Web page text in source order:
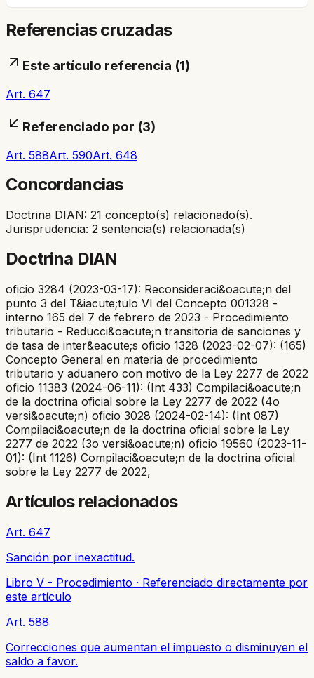
Referencias cruzadas
Este artículo referencia (1)
Art. 647
Referenciado por (3)
Art. 588Art. 590Art. 648
Concordancias
Doctrina DIAN: 21 concepto(s) relacionado(s).
Jurisprudencia: 2 sentencia(s) relacionada(s)
Doctrina DIAN
oficio 3284 (2023-03-17): Reconsideraci&oacute;n del
punto 3 del T&iacute;tulo VI del Concepto 001328 -
interno 165 del 7 de febrero de 2023 - Procedimiento
tributario - Reducci&oacute;n transitoria de sanciones y
de tasa de inter&eacute;s oficio 1328 (2023-02-07): (165)
Concepto General en materia de procedimiento
tributario y aduanero con motivo de la Ley 2277 de 2022
oficio 11383 (2024-06-11): (Int 433) Compilaci&oacute;n
de la doctrina oficial sobre la Ley 2277 de 2022 (4o
versi&oacute;n) oficio 3028 (2024-02-14): (Int 087)
Compilaci&oacute;n de la doctrina oficial sobre la Ley
2277 de 2022 (3o versi&oacute;n) oficio 19560 (2023-11-
01): (Int 1126) Compilaci&oacute;n de la doctrina oficial
sobre la Ley 2277 de 2022,
Artículos relacionados
Art. 647
Sanción por inexactitud.
Libro V - Procedimiento · Referenciado directamente por
este artículo
Art. 588
Correcciones que aumentan el impuesto o disminuyen el
saldo a favor.